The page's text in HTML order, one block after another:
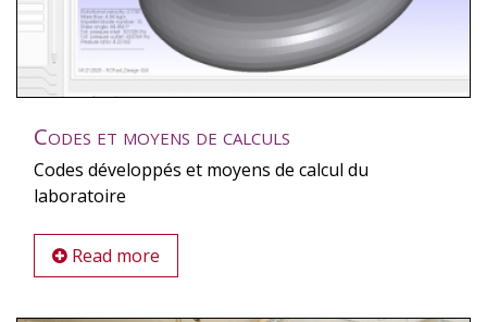
Codes et moyens de calculs
Codes développés et moyens de calcul du
laboratoire
Read more